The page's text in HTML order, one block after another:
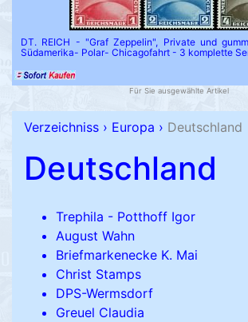
DT. REICH - "Graf Zeppelin", Private und
Südamerika- Polar- Chicagofahrt - 3 komplette
Für Sie ausgewählte Artikel
Verzeichniss › Europa › Deutschland
Deutschland
Trephila - Potthoff Igor
August Wahn
Briefmarkenecke K. Mai
Christ Stamps
DPS-Wermsdorf
Greuel Claudia